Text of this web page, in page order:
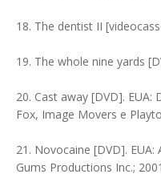
18. The dentist II
19. The whole nine yards
20. Cast away [DVD]. EUA:
Fox, Image Movers e
21. Novocaine [DVD].
Gums Productions Inc.;